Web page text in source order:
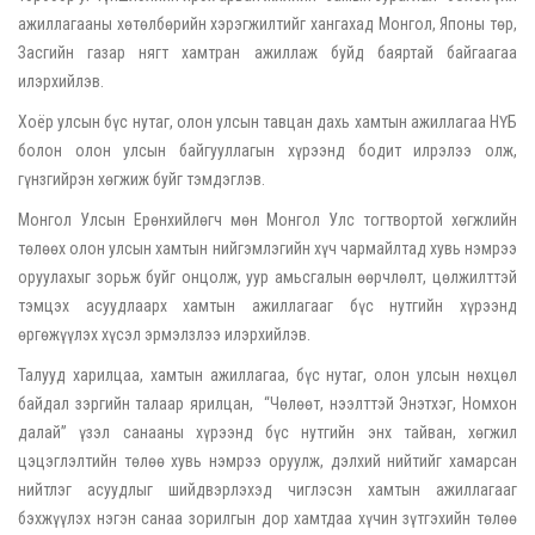
ажиллагааны хөтөлбөрийн хэрэгжилтийг хангахад Монгол, Японы төр,
Засгийн газар нягт хамтран ажиллаж буйд баяртай байгаагаа
илэрхийлэв.
Хоёр улсын бүс нутаг, олон улсын тавцан дахь хамтын ажиллагаа НҮБ
болон олон улсын байгууллагын хүрээнд бодит илрэлээ олж,
гүнзгийрэн хөгжиж буйг тэмдэглэв.
Монгол Улсын Ерөнхийлөгч мөн Монгол Улс тогтвортой хөгжлийн
төлөөх олон улсын хамтын нийгэмлэгийн хүч чармайлтад хувь нэмрээ
оруулахыг зорьж буйг онцолж, уур амьсгалын өөрчлөлт, цөлжилттэй
тэмцэх асуудлаарх хамтын ажиллагааг бүс нутгийн хүрээнд
өргөжүүлэх хүсэл эрмэлзлээ илэрхийлэв.
Талууд харилцаа, хамтын ажиллагаа, бүс нутаг, олон улсын нөхцөл
байдал зэргийн талаар ярилцан, “Чөлөөт, нээлттэй Энэтхэг, Номхон
далай” үзэл санааны хүрээнд бүс нутгийн энх тайван, хөгжил
цэцэглэлтийн төлөө хувь нэмрээ оруулж, дэлхий нийтийг хамарсан
нийтлэг асуудлыг шийдвэрлэхэд чиглэсэн хамтын ажиллагааг
бэхжүүлэх нэгэн санаа зорилгын дор хамтдаа хүчин зүтгэхийн төлөө